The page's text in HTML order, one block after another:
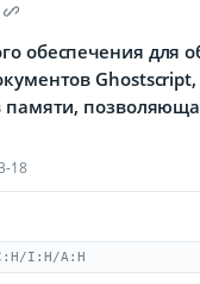
обеспечения для
Ghostscript,
памяти,
18
I:H/A:H